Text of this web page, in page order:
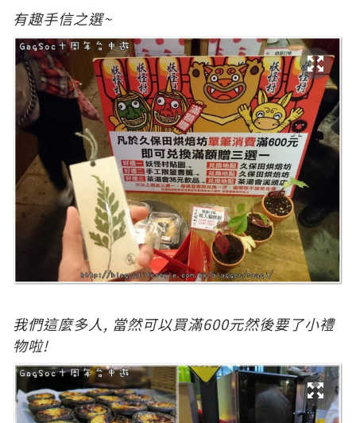
有趣手信之選~
我們這麼多人, 當然可以買滿600元然後要了小禮
物啦!